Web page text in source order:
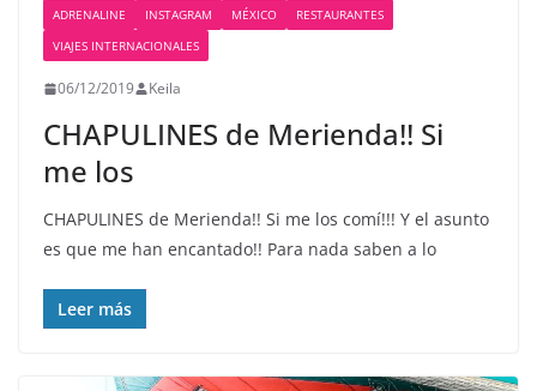
ADRENALINE INSTAGRAM MÉXICO
RESTAURANTES
VIAJES INTERNACIONALES
06/12/2019 Keila
CHAPULINES de Merienda!! Si
me los
CHAPULINES de Merienda!! Si me los comí!!! Y el asunto
es que me han encantado!! Para nada saben a lo
Leer más